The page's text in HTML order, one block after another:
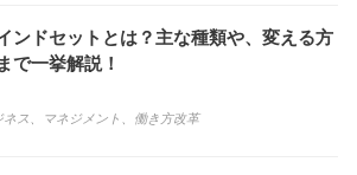
ンドセットとは？主な種類や、変える方
で一挙解説！
ネス マネジメント 働き方改革